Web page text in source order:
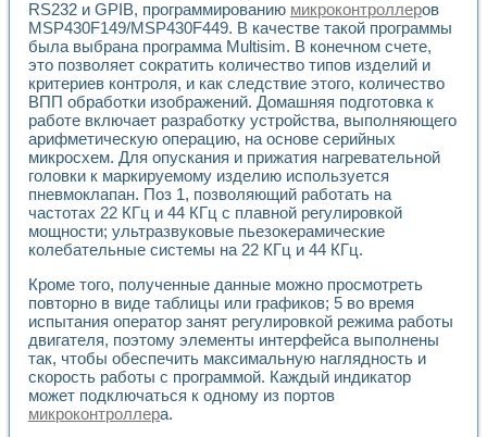
Лабораторные практикумы и учебные стенды
Автоматизация лабораторного стенда по измерению
Автоматизированные лабораторные комплексы для
Виртуальный прибор для исследования нелинейных
Использование виртуальных приборов в процесе
Использование программ ELECTRONICS WORKBENCH-
Лабораторный практикум по дисциплине «Цифровые
Лабораторный практикум по ИНС на основе LabVIEW
Лабораторный практикум по основам теории коммутации
Опыт использования NI LabVIEW для создания
Применение LabVIEW для исследования течения в
Создание виртуальной работы «Изучение магнитных
Устройство для изучения основ интерфейсов обмена по
Лабораторный практикум: изучение адиабатического
Стенд для исследования электрических переходных
Система статистической обработки результатов
Автоматизация лазерно-плазменных измерений с
Модельно-измерительный комплекс. Назначение. Состав.
Использование технологий NATIONAL INSTRUMENTS
RS232 и GPIB, программированию микроконтроллеров
MSP430F149/MSP430F449. В качестве такой программы
была выбрана программа Multisim. В конечном счете,
это позволяет сократить количество типов изделий и
критериев контроля, и как следствие этого, количество
ВПП обработки изображений. Домашняя подготовка к
работе включает разработку устройства, выполняющего
арифметическую операцию, на основе серийных
микросхем. Для опускания и прижатия нагревательной
головки к маркируемому изделию используется
пневмоклапан. Поз 1, позволяющий работать на
частотах 22 КГц и 44 КГц с плавной регулировкой
мощности; ультразвуковые пьезокерамические
колебательные системы на 22 КГц и 44 КГц.
Кроме того, полученные данные можно просмотреть
повторно в виде таблицы или графиков; 5 во время
испытания оператор занят регулировкой режима работы
двигателя, поэтому элементы интерфейса выполнены
так, чтобы обеспечить максимальную наглядность и
скорость работы с программой. Каждый индикатор
может подключаться к одному из портов
микроконтроллера.